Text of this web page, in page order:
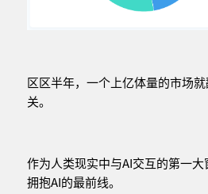
区区半年，一个上亿体量的市场
关。
作为人类现实中与AI交互的第一
拥抱AI的最前线。